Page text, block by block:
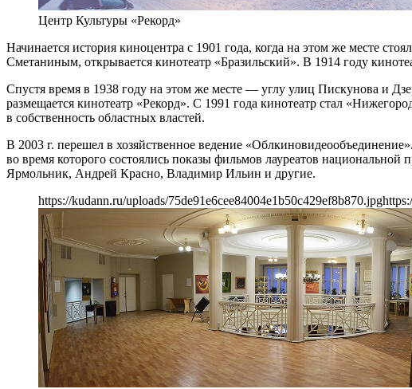
Центр Культуры «Рекорд»
Начинается история киноцентра с 1901 года, когда на этом же месте
Сметаниным, открывается кинотеатр «Бразильский». В 1914 году
Спустя время в 1938 году на этом же месте — углу улиц Пискунова и
размещается кинотеатр «Рекорд». С 1991 года кинотеатр стал
в собственность областных властей.
В 2003 г. перешел в хозяйственное ведение
во время которого состоялись показы фильмов лауреатов
Ярмольник, Андрей Красно, Владимир Ильин и другие.
https://kudann.ru/uploads/75de91e6cee84004e1b50c429ef8b870.jpg